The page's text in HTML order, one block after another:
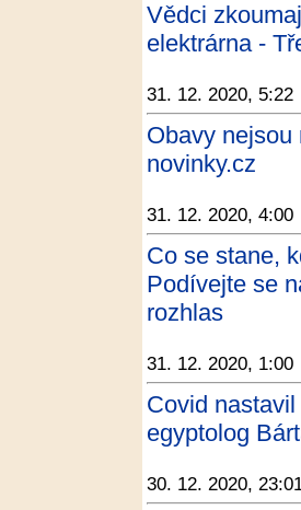
Vědci
elektrárna -
31. 12. 2020, 5:22
Obavy
novinky.cz
31. 12. 2020, 4:00
Co se stane,
Podívejte se
rozhlas
31. 12. 2020, 1:00
Covid
egyptolog
30. 12. 2020,